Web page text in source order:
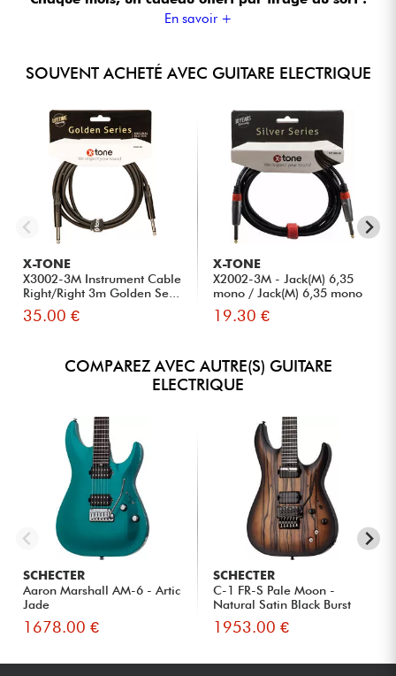
En savoir +
SOUVENT ACHETÉ AVEC GUITARE ELECTRIQUE
X-TONE
X3002-3M Instrument Cable
Right/Right 3m Golden Se...
35.00 €
X-TONE
X2002-3M - Jack(M) 6,35
mono / Jack(M) 6,35 mono
S...
19.30 €
COMPAREZ AVEC AUTRE(S) GUITARE
ELECTRIQUE
SCHECTER
Aaron Marshall AM-6 - Artic
Jade
1678.00 €
SCHECTER
C-1 FR-S Pale Moon -
Natural Satin Black Burst
1953.00 €